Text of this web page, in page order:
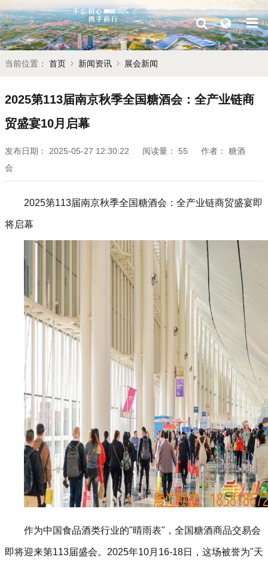
当前位置： 首页 新闻资讯 展会新闻
2025第113届南京秋季全国糖酒会：全产业链商
贸盛宴10月启幕
发布日期： 2025-05-27 12:30:22 阅读量： 55 作者：
糖酒
会
2025第113届南京秋季全国糖酒会：全产业链商贸盛宴即
将启幕
作为中国食品酒类行业的"晴雨表"，全国糖酒商品交易会
即将迎来第113届盛会。2025年10月16-18日，这场被誉为"天